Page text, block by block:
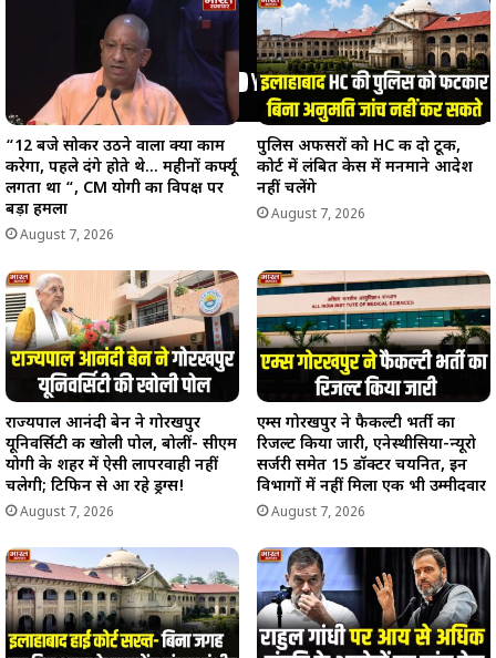
“12 बजे सोकर उठने वाला क्या काम
करेगा, पहले दंगे होते थे… महीनों कर्फ्यू
लगता था “, CM योगी का विपक्ष पर
बड़ा हमला
August 7, 2026
पुलिस अफसरों को HC की दो टूक,
कोर्ट में लंबित केस में मनमाने आदेश
नहीं चलेंगे
August 7, 2026
राज्यपाल आनंदी बेन ने गोरखपुर
यूनिवर्सिटी की खोली पोल, बोलीं- सीएम
योगी के शहर में ऐसी लापरवाही नहीं
चलेगी; टिफिन से आ रहे ड्रग्स!
August 7, 2026
एम्स गोरखपुर ने फैकल्टी भर्ती का
रिजल्ट किया जारी, एनेस्थीसिया-न्यूरो
सर्जरी समेत 15 डॉक्टर चयनित, इन
विभागों में नहीं मिला एक भी उम्मीदवार
August 7, 2026